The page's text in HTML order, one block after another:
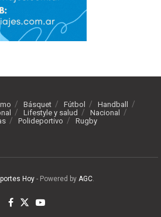
Básquet Fútbol
Handball
Lifestyle y salud
Nacional
Polideportivo Rugby
Hoy - Powered by AGC.